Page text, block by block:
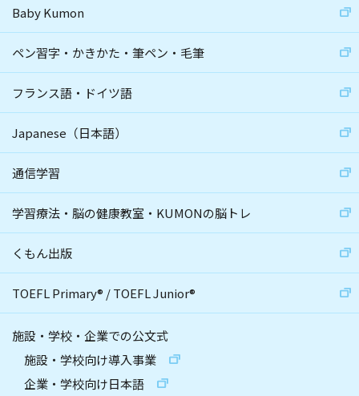
Baby Kumon
ペン習字・かきかた・筆ペン・毛筆
フランス語・ドイツ語
Japanese（日本語）
通信学習
学習療法・脳の健康教室・KUMONの脳トレ
くもん出版
TOEFL Primary® /TOEFL Junior®
施設・学校・企業での公文式
施設・学校向け導入事業
企業・学校向け日本語